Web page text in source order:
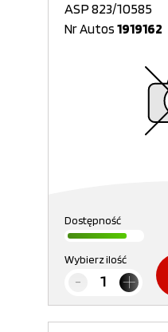
ASP 823/10585
Nr Autos 1919162
Dostępność
Wybierz ilość